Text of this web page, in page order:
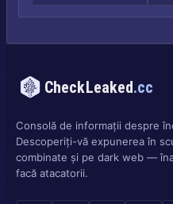
CheckLeaked.cc
Consolă de informații despre
Descoperiți-vă expunerea în
combinate și pe dark web —
facă atacatorii.